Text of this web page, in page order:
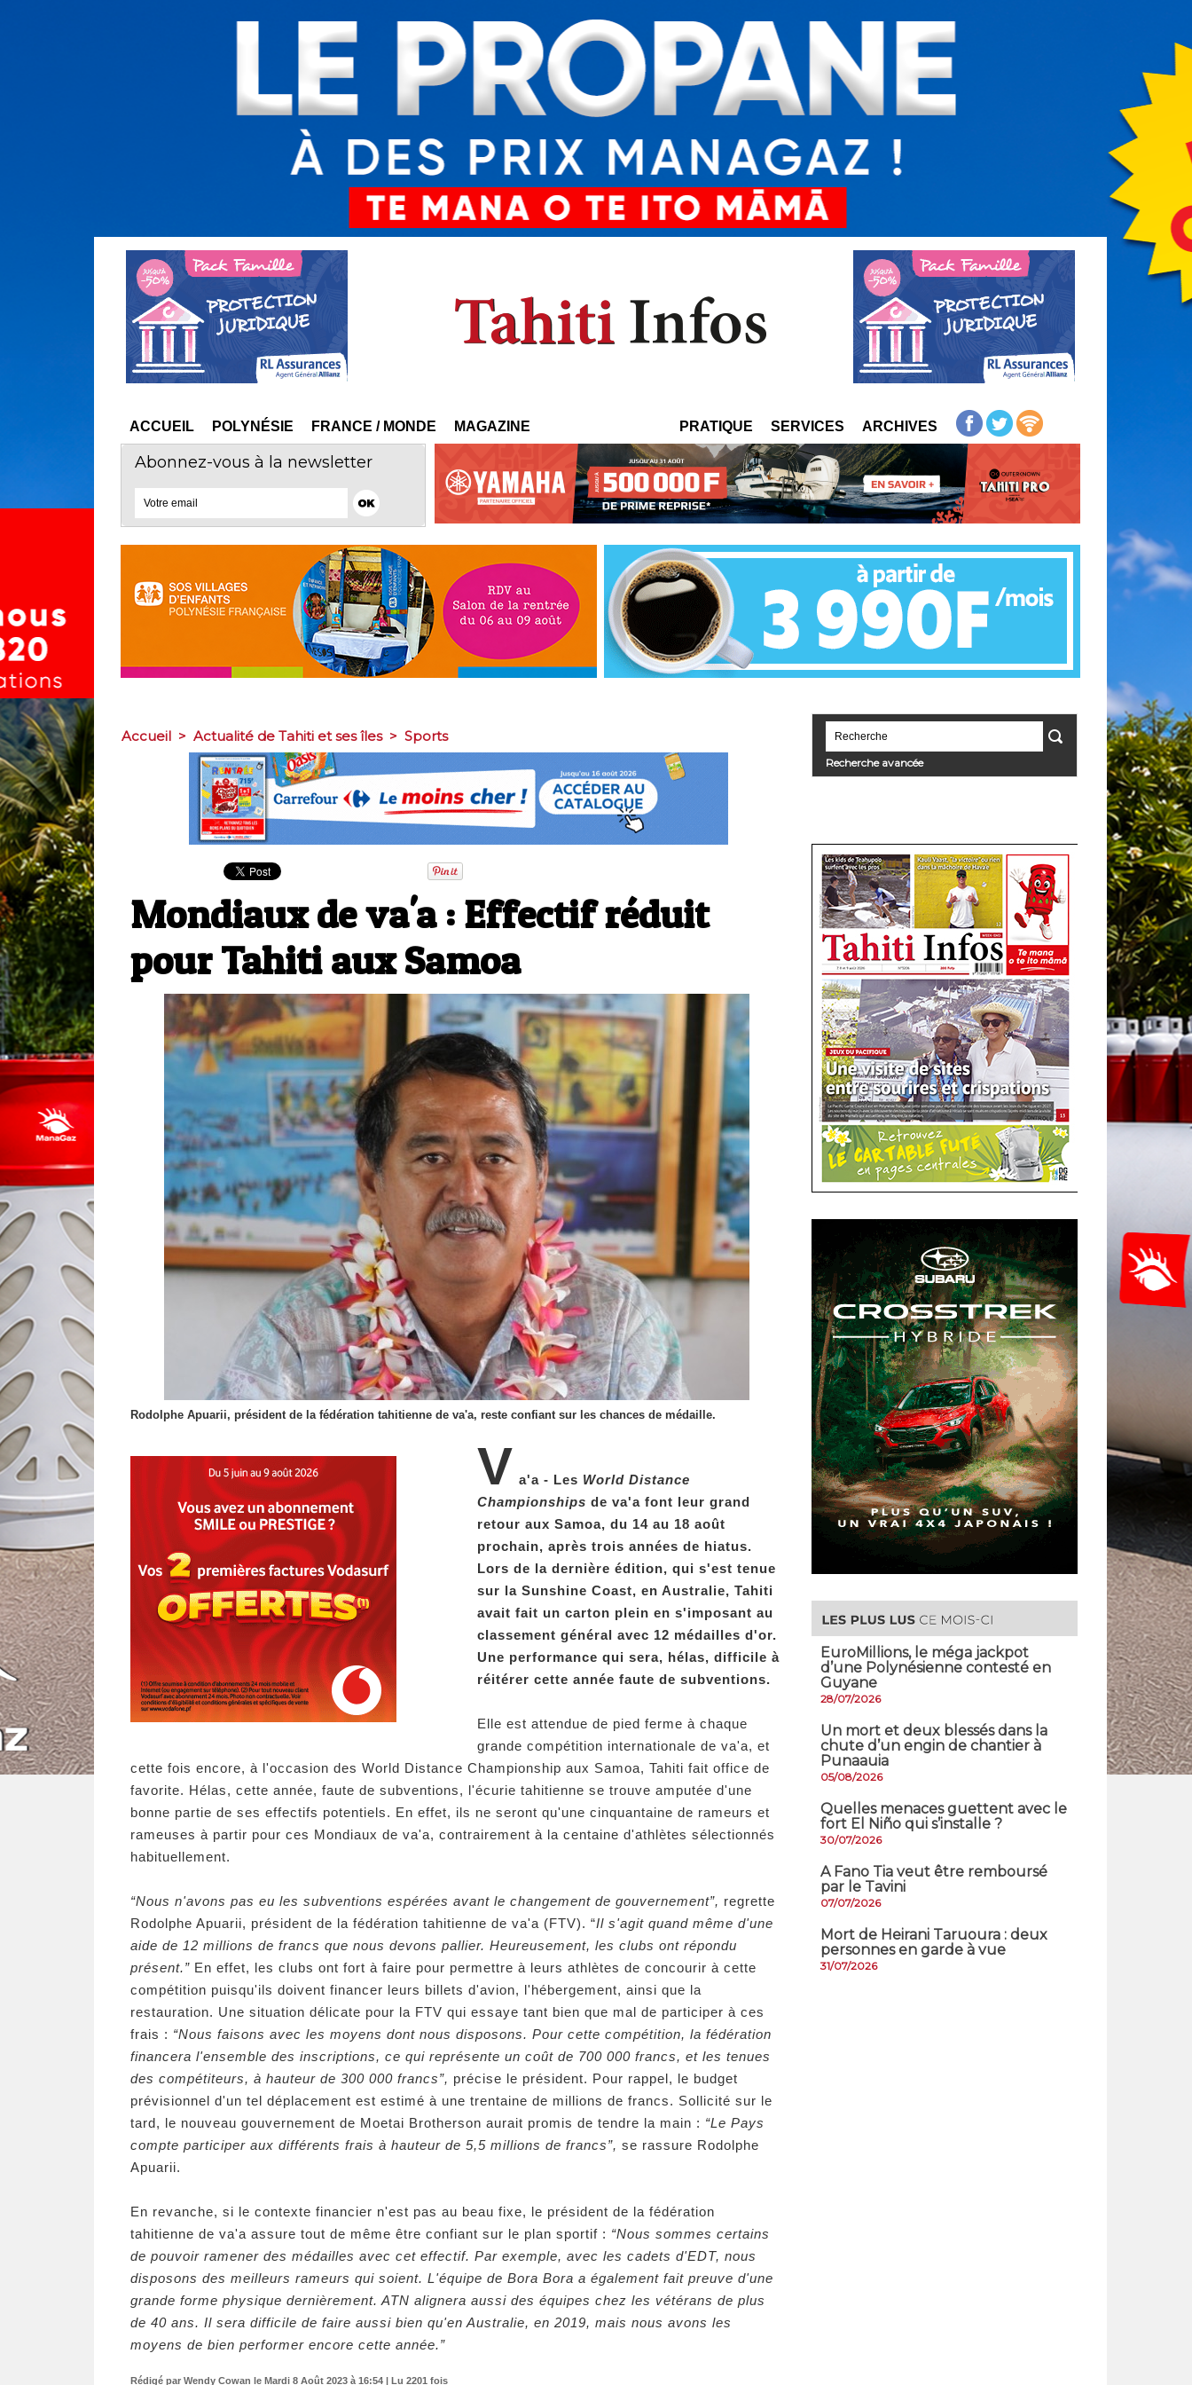
ACCUEIL POLYNÉSIE FRANCE / MONDE MAGAZINE PRATIQUE SERVICES ARCHIVES
Abonnez-vous à la newsletter
Accueil > Actualité de Tahiti et ses îles > Sports
Mondiaux de va'a : Effectif réduit
pour Tahiti aux Samoa
Rodolphe Apuarii, président de la fédération tahitienne de va'a, reste confiant sur les chances de médaille.
V a'a - Les World Distance
Championships de va'a font leur grand
retour aux Samoa, du 14 au 18 août
prochain, après trois années de hiatus.
Lors de la dernière édition, qui s'est tenue
sur la Sunshine Coast, en Australie, Tahiti
avait fait un carton plein en s'imposant au
classement général avec 12 médailles d'or.
Une performance qui sera, hélas, difficile à
réitérer cette année faute de subventions.
Elle est attendue de pied ferme à chaque
grande compétition internationale de va'a, et
cette fois encore, à l'occasion des World Distance Championship aux Samoa, Tahiti fait office de
favorite. Hélas, cette année, faute de subventions, l'écurie tahitienne se trouve amputée d'une
bonne partie de ses effectifs potentiels. En effet, ils ne seront qu'une cinquantaine de rameurs et
rameuses à partir pour ces Mondiaux de va'a, contrairement à la centaine d'athlètes sélectionnés
habituellement.
“Nous n'avons pas eu les subventions espérées avant le changement de gouvernement”, regrette
Rodolphe Apuarii, président de la fédération tahitienne de va'a (FTV). “Il s'agit quand même d'une
aide de 12 millions de francs que nous devons pallier. Heureusement, les clubs ont répondu
présent.” En effet, les clubs ont fort à faire pour permettre à leurs athlètes de concourir à cette
compétition puisqu'ils doivent financer leurs billets d'avion, l'hébergement, ainsi que la
restauration. Une situation délicate pour la FTV qui essaye tant bien que mal de participer à ces
frais : “Nous faisons avec les moyens dont nous disposons. Pour cette compétition, la fédération
financera l'ensemble des inscriptions, ce qui représente un coût de 700 000 francs, et les tenues
des compétiteurs, à hauteur de 300 000 francs”, précise le président. Pour rappel, le budget
prévisionnel d'un tel déplacement est estimé à une trentaine de millions de francs. Sollicité sur le
tard, le nouveau gouvernement de Moetai Brotherson aurait promis de tendre la main : “Le Pays
compte participer aux différents frais à hauteur de 5,5 millions de francs”, se rassure Rodolphe
Apuarii.
En revanche, si le contexte financier n'est pas au beau fixe, le président de la fédération
tahitienne de va'a assure tout de même être confiant sur le plan sportif : “Nous sommes certains
de pouvoir ramener des médailles avec cet effectif. Par exemple, avec les cadets d'EDT, nous
disposons des meilleurs rameurs qui soient. L'équipe de Bora Bora a également fait preuve d'une
grande forme physique dernièrement. ATN alignera aussi des équipes chez les vétérans de plus
de 40 ans. Il sera difficile de faire aussi bien qu'en Australie, en 2019, mais nous avons les
moyens de bien performer encore cette année.”
Rédigé par Wendy Cowan le Mardi 8 Août 2023 à 16:54 | Lu 2201 fois
Recherche avancée
EuroMillions, ​le méga jackpot
d’une Polynésienne contesté en
Guyane
28/07/2026
​Un mort et deux blessés dans la
chute d’un engin de chantier à
Punaauia
05/08/2026
Quelles menaces guettent avec le
fort El Niño qui s’installe ?
30/07/2026
A Fano Tia veut être remboursé
par le Tavini
07/07/2026
Mort de Heirani Taruoura : deux
personnes en garde à vue
31/07/2026